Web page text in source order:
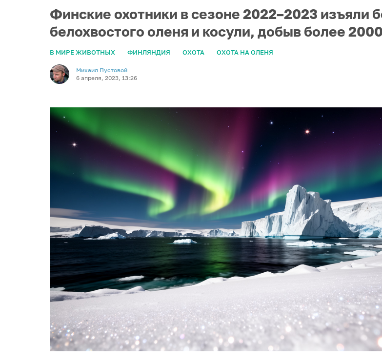
Финские охотники в сезоне 2022–2023 изъяли
белохвостого оленя и косули, добыв более
В МИРЕ ЖИВОТНЫХ ФИНЛЯНДИЯ ОХОТА ОХОТА НА ОЛЕНЯ
Михаил Пустовой
6 апреля, 2023, 13:26